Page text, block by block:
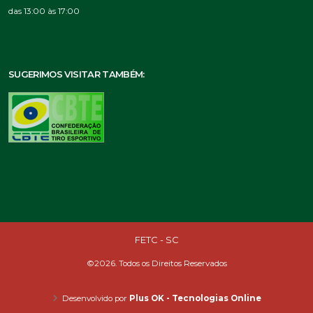
das 13:00 às 17:00
SUGERIMOS VISITAR TAMBÉM:
FETC - SC
©2026. Todos os Direitos Reservados
Desenvolvido por Plus OK - Tecnologias Online